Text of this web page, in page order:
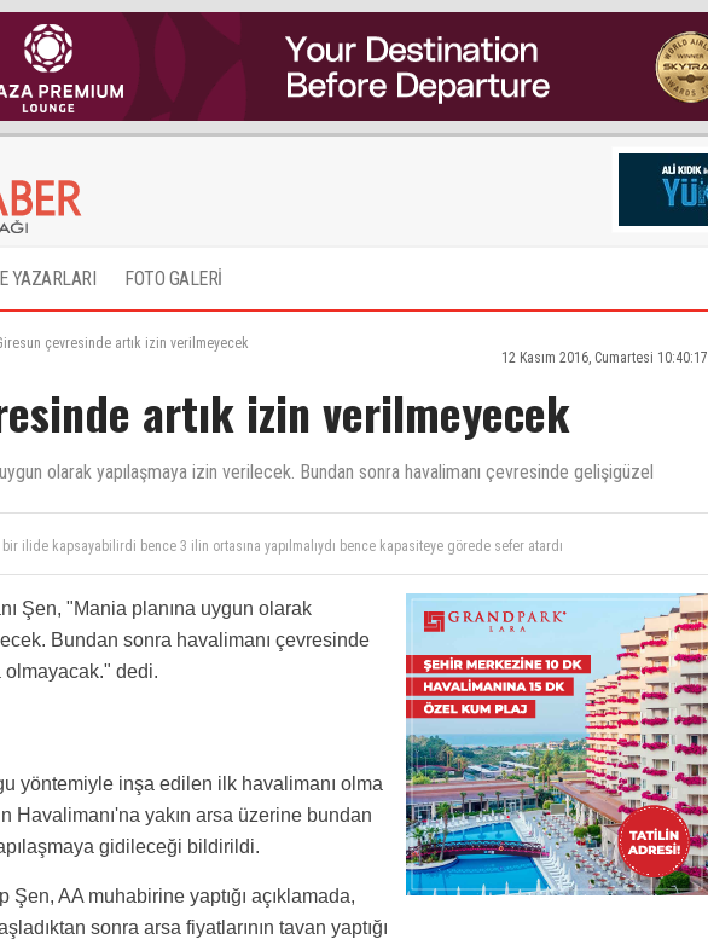
YAZARLARI FOTO GALERİ
çevresinde artık izin verilmeyecek
12 Kasım 2016, Cumartesi 10:40:17
artık izin verilmeyecek
olarak yapılaşmaya izin verilecek. Bundan sonra havalimanı çevresinde gelişigüzel
bak
binası falan nerede ? Bu nasıl hava limanı ? Sadece pist la bu !
diye hava yapma, bu işler seni aşar , sıkıysa limit üstü yapı Verde uçuşlar kesilsin , sonra kendine yer ararsın
Şen, "Mania planına uygun olarak
Bundan sonra havalimanı çevresinde
olmayacak." dedi.
yöntemiyle inşa edilen ilk havalimanı olma
Havalimanı'na yakın arsa üzerine bundan
gidileceği bildirildi.
Şen, AA muhabirine yaptığı açıklamada,
sonra arsa fiyatlarının tavan yaptığı